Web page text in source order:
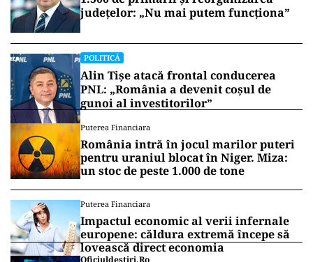
județelor: „Nu mai putem funcționa”
POLITICĂ
Alin Tișe atacă frontal conducerea
PNL: „România a devenit coșul de
gunoi al investitorilor”
Puterea Financiara
România intră în jocul marilor puteri
pentru uraniul blocat în Niger. Miza:
un stoc de peste 1.000 de tone
Puterea Financiara
Impactul economic al verii infernale
europene: căldura extremă începe să
lovească direct economia
Oficiuldestiri.ro